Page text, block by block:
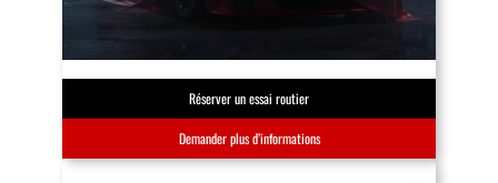
Réserver un essai routier
Demander plus d’informations